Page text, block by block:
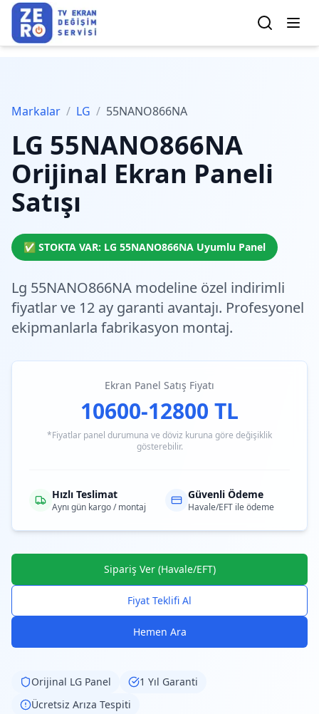
Markalar / LG / 55NANO866NA
LG 55NANO866NA
Orijinal Ekran Paneli
Satışı
✅ STOKTA VAR: LG 55NANO866NA Uyumlu Panel
Lg 55NANO866NA modeline özel indirimli
fiyatlarve 12 ay garanti avantajı. Profesyonel
ekipmanlarla fabrikasyon montaj.
Ekran Panel Satış Fiyatı
10600-12800 TL
*Fiyatlar panel durumuna ve döviz kuruna göre değişiklik
gösterebilir.
Hızlı Teslimat
Aynı gün kargo / montaj
Güvenli Ödeme
Havale/EFT ile ödeme
Sipariş Ver (Havale/EFT)
Fiyat Teklifi Al
Hemen Ara
Orijinal LG Panel
1 Yıl Garanti
Ücretsiz Arıza Tespiti